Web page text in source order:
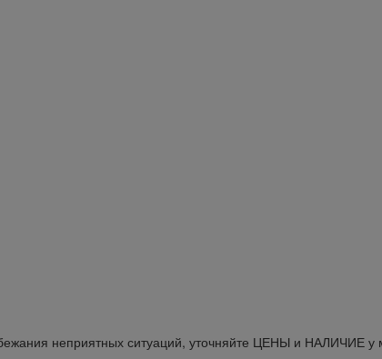
неприятных ситуаций, уточняйте ЦЕНЫ и НАЛИЧИЕ у